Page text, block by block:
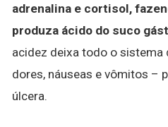
adrenalina e cortisol,
produza ácido do suco
acidez deixa todo o sistema
dores, náuseas e vômitos –
úlcera.